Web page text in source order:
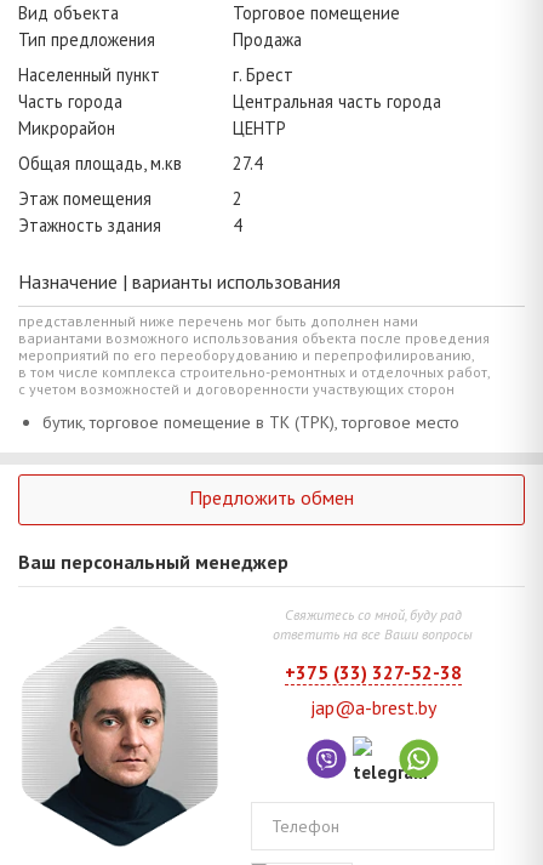
Вид объекта
Торговое помещение
Тип предложения
Продажа
Населенный пункт
г. Брест
Часть города
Центральная часть города
Микрорайон
ЦЕНТР
Общая площадь, м.кв
27.4
Этаж помещения
2
Этажность здания
4
Назначение | варианты использования
представленный ниже перечень мог быть дополнен нами
вариантами возможного использования объекта после проведения
мероприятий по его переоборудованию и перепрофилированию,
в том числе комплекса строительно-ремонтных и отделочных работ,
с учетом возможностей и договоренности участвующих сторон
бутик, торговое помещение в ТК (ТРК), торговое место
Предложить обмен
Ваш персональный менеджер
Свяжитесь со мной, буду рад
ответить на все Ваши вопросы
+375 (33) 327-52-38
jap@a-brest.by
Телефон